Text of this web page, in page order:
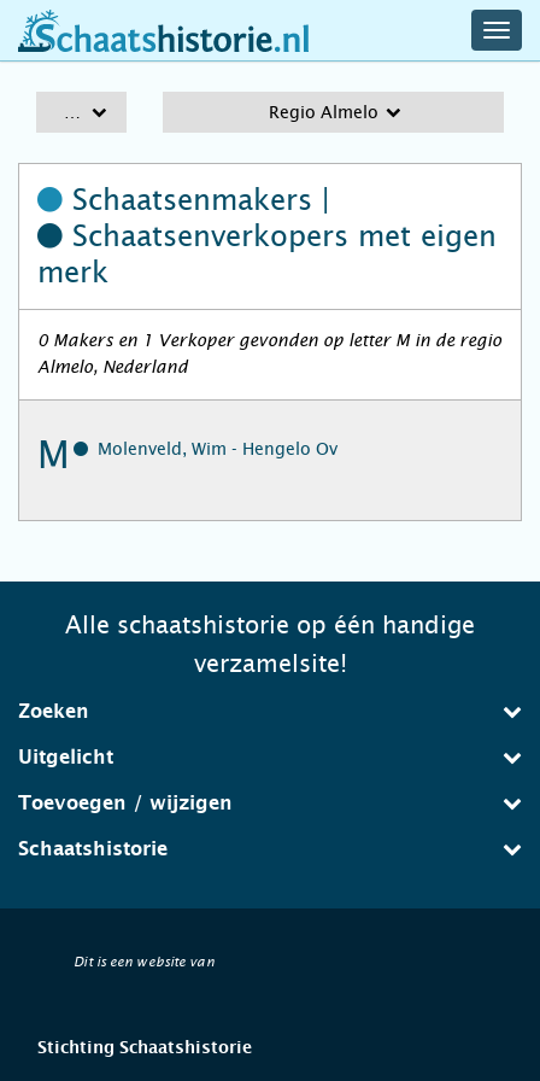
schaatshistorie.nl
Regio Almelo
Schaatsenmakers |
Schaatsenverkopers met eigen
merk
0 Makers en 1 Verkoper gevonden op letter M in de regio
Almelo, Nederland
M Molenveld, Wim - Hengelo Ov
Alle schaatshistorie op één handige
verzamelsite!
Zoeken
Uitgelicht
Toevoegen / wijzigen
Schaatshistorie
Dit is een website van
Stichting Schaatshistorie